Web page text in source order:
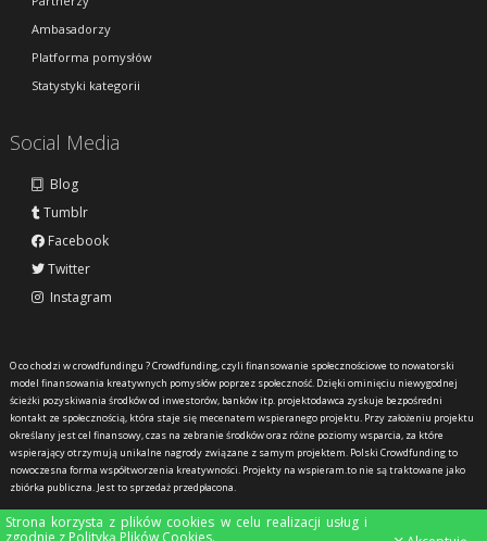
Strona korzysta z plików cookies w celu realizacji usług i
zgodnie z Polityką Plików Cookies.
Ambasadorzy
Platforma pomysłów
Statystyki kategorii
Social Media
Blog
Tumblr
Facebook
Twitter
Instagram
O co chodzi w crowdfundingu ?Crowdfunding, czyli finansowanie społecznościowe to nowatorski
model finansowania kreatywnych pomysłów poprzez społeczność. Dzięki ominięciu niewygodnej
ścieżki pozyskiwania środków od inwestorów, banków itp. projektodawca zyskuje bezpośredni
kontakt ze społecznością, która staje się mecenatem wspieranego projektu. Przy założeniu projektu
określany jest cel finansowy, czas na zebranie środków oraz różne poziomy wsparcia, za które
wspierający otrzymują unikalne nagrody związane z samym projektem. Polski Crowdfunding to
nowoczesna forma współtworzenia kreatywności. Projekty na wspieram.to nie są traktowane jako
zbiórka publiczna. Jest to sprzedaż przedpłacona.